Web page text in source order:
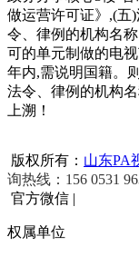
做运营许可证》,(五
令、律例的机构名
可的单元制做的电
年内,需说明国籍。
法令、律例的机构
上溯！
版权所有： 山东PA
询热线：156 0531
官方微信 |
权属单位